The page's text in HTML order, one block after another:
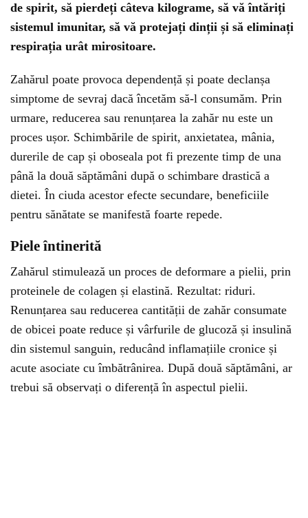
de spirit, să pierdeți câteva kilograme, să vă întăriți
sistemul imunitar, să vă protejați dinții și să eliminați
respirația urât mirositoare.
Zahărul poate provoca dependență și poate declanșa
simptome de sevraj dacă încetăm să-l consumăm. Prin
urmare, reducerea sau renunțarea la zahăr nu este un
proces ușor. Schimbările de spirit, anxietatea, mânia,
durerile de cap și oboseala pot fi prezente timp de una
până la două săptămâni după o schimbare drastică a
dietei. În ciuda acestor efecte secundare, beneficiile
pentru sănătate se manifestă foarte repede.
Piele întinerită
Zahărul stimulează un proces de deformare a pielii, prin
proteinele de colagen și elastină. Rezultat: riduri.
Renunțarea sau reducerea cantității de zahăr consumate
de obicei poate reduce și vârfurile de glucoză și insulină
din sistemul sanguin, reducând inflamațiile cronice și
acute asociate cu îmbătrânirea. După două săptămâni, ar
trebui să observați o diferență în aspectul pielii.